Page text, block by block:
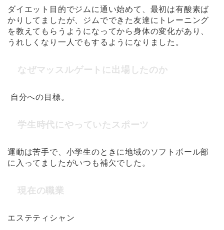
ダイエット目的でジムに通い始めて、最初は有酸素ば
かりしてましたが、ジムでできた友達にトレーニング
を教えてもらうようになってから身体の変化があり、
うれしくなり一人でもするようになりました。
なぜマッスルゲートに出場したのか
自分への目標。
学生時代にやっていたスポーツ
運動は苦手で、小学生のときに地域のソフトボール部
に入ってましたがいつも補欠でした。
現在の職業
エステティシャン